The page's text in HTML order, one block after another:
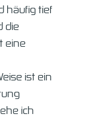
häufig tief
die
eine
ist ein
ich